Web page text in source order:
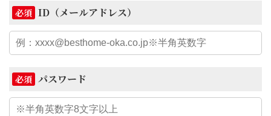
必須 ID（メールアドレス）
必須 パスワード